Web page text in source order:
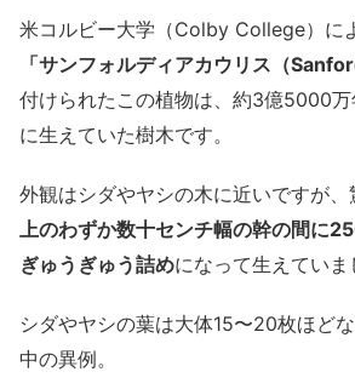
米コルビー大学（Colby College）に
「サンフォルディアカウリス（
付けられたこの植物は、約3億5000
に生えていた樹木です。
外観はシダやヤシの木に近いですが、
上のわずか数十センチ幅の幹の間に
ぎゅうぎゅう詰めになって生えていま
シダやヤシの葉は大体15〜20枚ほど
中の異例。